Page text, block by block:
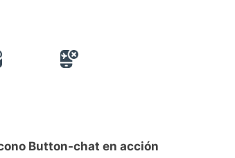
Button-chat en acción